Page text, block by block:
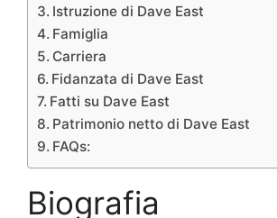
Istruzione di Dave East
Famiglia
Carriera
Fidanzata di Dave East
Fatti su Dave East
Patrimonio netto di Dave East
FAQs:
Biografia